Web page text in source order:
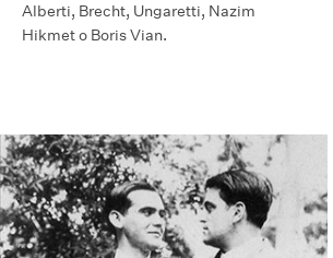
Alberti, Brecht, Ungaretti, Nazim
Hikmet o Boris Vian.